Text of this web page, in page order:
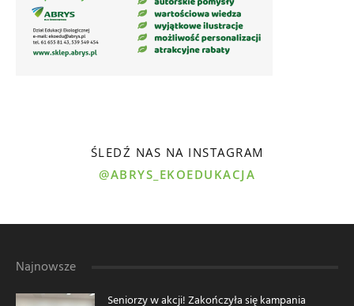
ŚLEDŹ NAS NA INSTAGRAM
@ABRYS_EKOEDUKACJA
Najnowsze
Seniorzy w akcji! Zakończyła się kampania